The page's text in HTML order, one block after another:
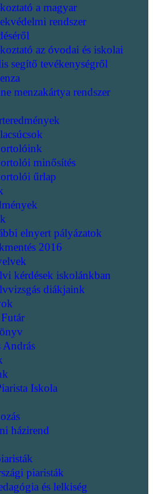
a magyar
rendszer
az óvodai és iskolai
segítő tevékenységről
menzakártya rendszer
minősítés
űrlap
elnyert pályázatok
2016
kérdések iskolánkban
diákjaink
András
Iskola
házirend
piaristák
és lelkiség